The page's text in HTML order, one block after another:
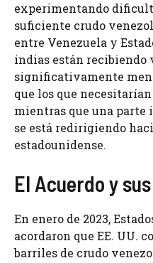
experimentando
suficiente crudo
entre Venezuela y
indias están recibiendo
significativamente
que los que
mientras que una
se está redirigiendo
estadounidense.
El Acuerdo y
En enero de 2023,
acordaron que EE. UU.
barriles de crudo